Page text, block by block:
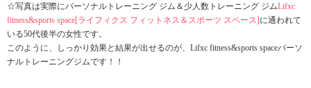
☆写真は実際にパーソナルトレーニング ジム＆少人数トレーニング ジムLifxc
fitness&sports space[ライフィクス フィットネス＆スポーツ スペース] に通われて
いる50代後半の女性です。
このように、しっかり効果と結果が出せるのが、Lifxc fitness&sports spaceパーソ
ナルトレーニングジムです！！